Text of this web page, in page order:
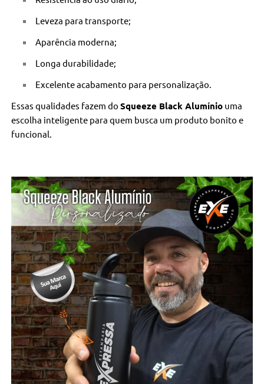
Leveza para transporte;
Aparência moderna;
Longa durabilidade;
Excelente acabamento para personalização.
Essas qualidades fazem doSqueeze Black Alumínio uma
escolha inteligente para quem busca um produto bonito e
funcional.